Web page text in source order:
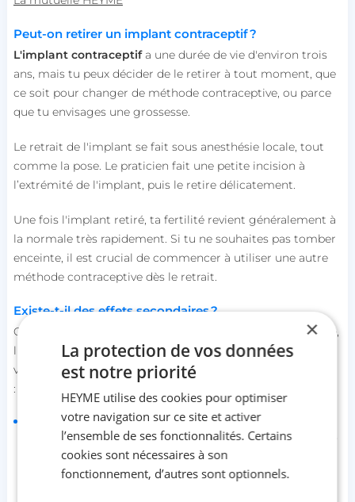
Peut-on retirer un implant contraceptif ?
L'implant contraceptifa une durée de vie d'environ trois
ans, mais tu peux décider de le retirer à tout moment, que
ce soit pour changer de méthode contraceptive, ou parce
que tu envisages une grossesse.
Le retrait de l'implant se fait sous anesthésie locale, tout
comme la pose. Le praticien fait une petite incision à
l’extrémité de l'implant, puis le retire délicatement.
Une fois l'implant retiré, ta fertilité revient généralement à
la normale très rapidement. Si tu ne souhaites pas tomber
enceinte, il est crucial de commencer à utiliser une autre
méthode contraceptive dès le retrait.
Existe-t-il des effets secondaires ?
Comme toutes les méthodes de contraception hormonale,
l'implant peut entraîner des effets secondaires. Ceux-ci
varient d'une femme à l'autre, mais les plus fréquents sont
:
des changements menstruels: il est courant que les
cycles menstruels soient affectés par l'implant. Certaines
femmes cessent complètement d'avoir leurs règles,
tandis que d'autres peuvent connaître des saignements
irréguliers ou prolongés.
×
La protection de vos données
est notre priorité
HEYME utilise des cookies pour optimiser
votre navigation sur ce site et activer
l’ensemble de ses fonctionnalités. Certains
cookies sont nécessaires à son
fonctionnement, d’autres sont optionnels.